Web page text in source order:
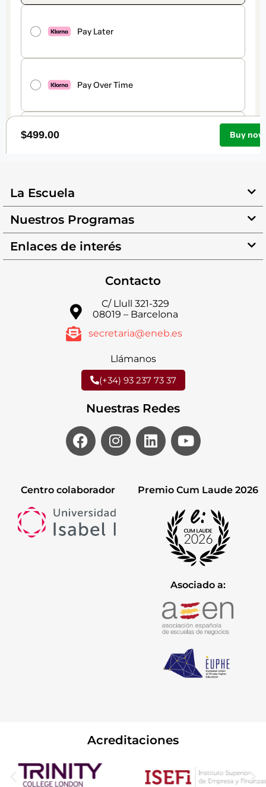
La Escuela
Nuestros Programas
Enlaces de interés
Contacto
C/ Llull 321-329
08019 – Barcelona
secretaria@eneb.es
Llámanos
(+34) 93 237 73 37
Nuestras Redes
Centro colaborador Premio Cum Laude 2026
Asociado a:
Acreditaciones